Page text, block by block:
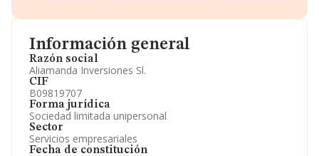
Información general
Razón social
Aliamanda Inversiones Sl.
CIF
B09819707
Forma jurídica
Sociedad limitada unipersonal
Sector
Servicios empresariales
Fecha de constitución
Información oficial y registral complementaria.